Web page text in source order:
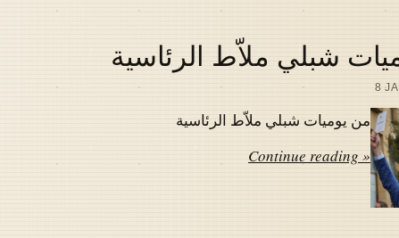
شبلي ملاّط الرئاسية
8
من يوميات شبلي ملاّط الرئاسية
Continue reading »